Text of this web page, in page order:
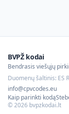
BVPŽ kodai
Bendrasis viešųjų
Duomenų šaltinis: ES
info@cpvcodes.eu
Kaip parinkti kodą
©2026 bvpzkodai.lt